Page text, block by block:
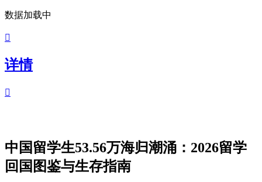
数据加载中

详情

中国留学生53.56万海归潮涌：2026留学
回国图鉴与生存指南